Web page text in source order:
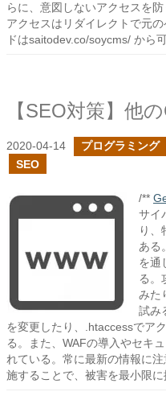
らに、意図しないアクセスを
アクセスはリダイレクトで元
ドはsaitodev.co/soycms/ から
2020-04-14 プログラミング
SEO
/**
サイ
り、
ある
を通
る。
みた
試み
を変更したり、.htaccessでア
る。また、WAFの導入やセキ
れている。常に最新の情報に
施することで、被害を最小限に